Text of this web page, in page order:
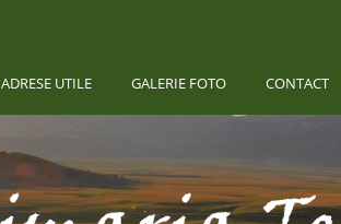
ADRESE UTILE GALERIE FOTO CONTACT